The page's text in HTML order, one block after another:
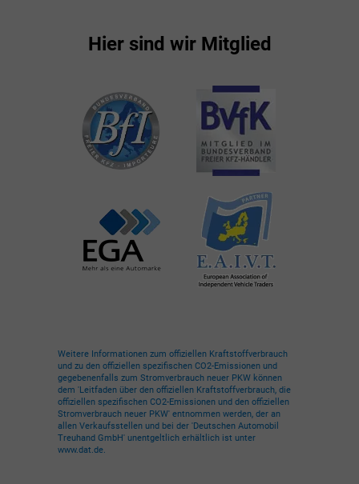
Hier sind wir Mitglied
Weitere Informationen zum offiziellen Kraftstoffverbrauch
und zu den offiziellen spezifischen CO2-Emissionen und
gegebenenfalls zum Stromverbrauch neuer PKW können
dem 'Leitfaden über den offiziellen Kraftstoffverbrauch, die
offiziellen spezifischen CO2-Emissionen und den offiziellen
Stromverbrauch neuer PKW' entnommen werden, der an
allen Verkaufsstellen und bei der 'Deutschen Automobil
Treuhand GmbH' unentgeltlich erhältlich ist unter
www.dat.de.